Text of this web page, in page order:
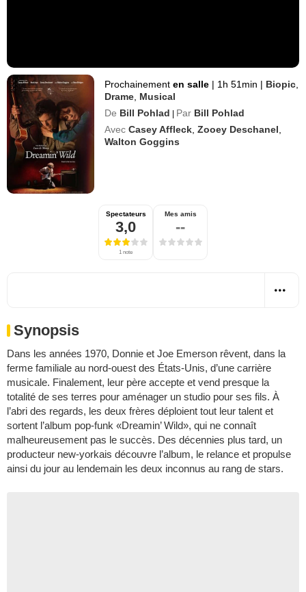
Prochainementen salle | 1h 51min | Biopic
Drame Musical
De Bill Pohlad | Par Bill Pohlad
Avec Casey Affleck ,Zooey Deschanel
Walton Goggins
Spectateurs
3,0
1 note
Mes amis
--
Synopsis
Dans les années 1970, Donnie et Joe Emerson rêvent, dans la
ferme familiale au nord-ouest des États-Unis, d’une carrière
musicale. Finalement, leur père accepte et vend presque la
totalité de ses terres pour aménager un studio pour ses fils. À
l’abri des regards, les deux frères déploient tout leur talent et
sortent l’album pop-funk «Dreamin’ Wild», qui ne connaît
malheureusement pas le succès. Des décennies plus tard, un
producteur new-yorkais découvre l’album, le relance et propulse
ainsi du jour au lendemain les deux inconnus au rang de stars.